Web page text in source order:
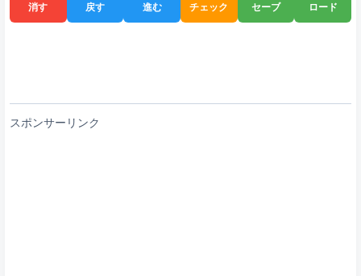
消す 戻す 進む チェック セーブ ロード
スポンサーリンク